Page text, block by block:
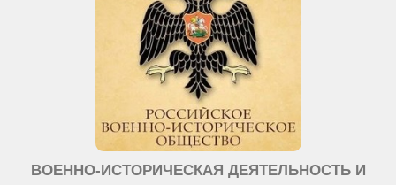
ВОЕННО-ИСТОРИЧЕСКАЯ ДЕЯТЕЛЬНОСТЬ И